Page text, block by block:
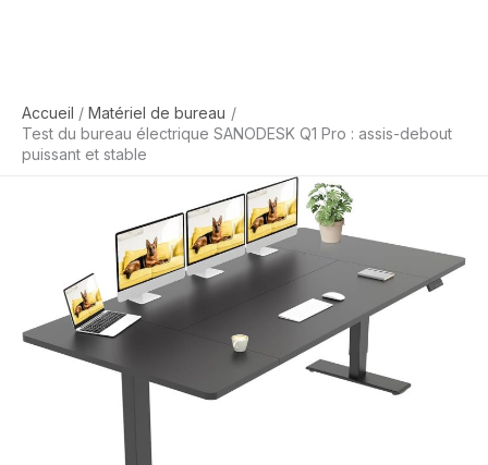
Accueil
Matériel de bureau
Test du bureau électrique SANODESK Q1 Pro : assis-debout
puissant et stable